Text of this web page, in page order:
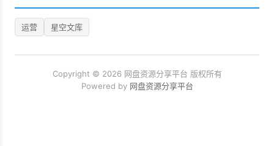
运营 星空文库
Copyright © 2026 网盘资源分享平台 版权所有
Powered by 网盘资源分享平台